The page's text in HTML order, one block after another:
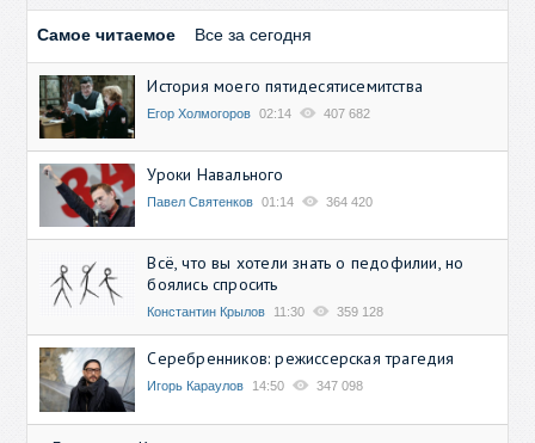
Самое читаемое Все за сегодня
История моего пятидесятисемитства
Егор Холмогоров 02:14 407 682
Уроки Навального
Павел Святенков 01:14 364 420
Всё, что вы хотели знать о педофилии, но
боялись спросить
Константин Крылов 11:30 359 128
Серебренников: режиссерская трагедия
Игорь Караулов 14:50 347 098